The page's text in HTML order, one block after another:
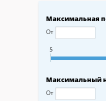
Максимальная
От
5
Максимальный
От